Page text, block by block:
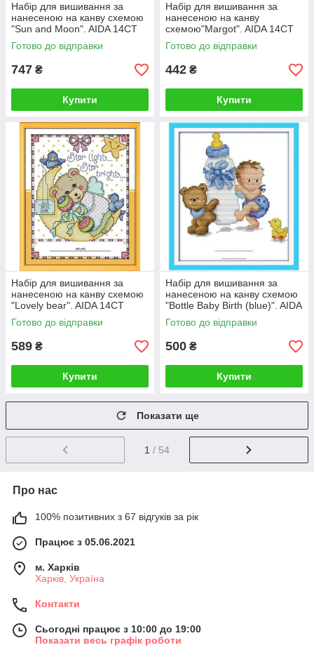
Набір для вишивання за
нанесеною на канву схемою
"Sun and Moon". AIDA 14CT
printed, 44*36 см
Готово до відправки
747 ₴
Купити
Набір для вишивання за
нанесеною на канву
схемою"Margot". AIDA 14CT
printed, 25*20 см
Готово до відправки
442 ₴
Купити
Набір для вишивання за
нанесеною на канву схемою
"Lovely bear". AIDA 14CT
printed, 25*30 см
Готово до відправки
589 ₴
Купити
Набір для вишивання за
нанесеною на канву схемою
"Bottle Baby Birth (blue)". AIDA
14CT printed, 20*25 см
Готово до відправки
500 ₴
Купити
Показати ще
1 / 54
Про нас
100% позитивних з 67 відгуків за рік
Працює з 05.06.2021
м. Харків
Харків, Україна
Контакти
Сьогодні працює з 10:00 до 19:00
Показати весь графік роботи